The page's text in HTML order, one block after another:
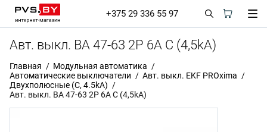
+375 29 336 55 97
Авт. выкл. ВА 47-63 2P 6А C (4,5kA)
Главная
Модульная автоматика
Автоматические выключатели
Авт. выкл. EKF PROxima
Двухполюсные (C, 4.5kA)
Авт. выкл. ВА 47-63 2P 6А C (4,5kA)